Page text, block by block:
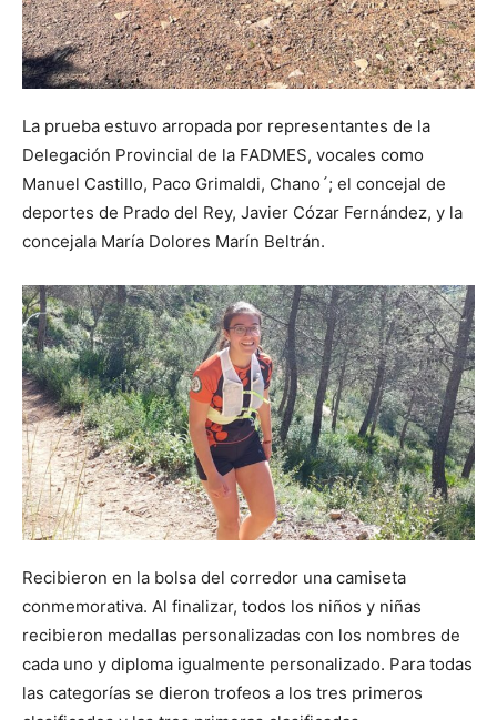
La prueba estuvo arropada por representantes de la
Delegación Provincial de la FADMES, vocales como
Manuel Castillo, Paco Grimaldi, Chano´; el concejal de
deportes de Prado del Rey, Javier Cózar Fernández, y la
concejala María Dolores Marín Beltrán.
Recibieron en la bolsa del corredor una camiseta
conmemorativa. Al finalizar, todos los niños y niñas
recibieron medallas personalizadas con los nombres de
cada uno y diploma igualmente personalizado. Para todas
las categorías se dieron trofeos a los tres primeros